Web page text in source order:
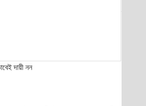
দায়ী নন